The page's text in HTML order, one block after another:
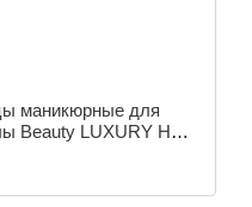
маникюрные для
Beauty LUXURY HM-